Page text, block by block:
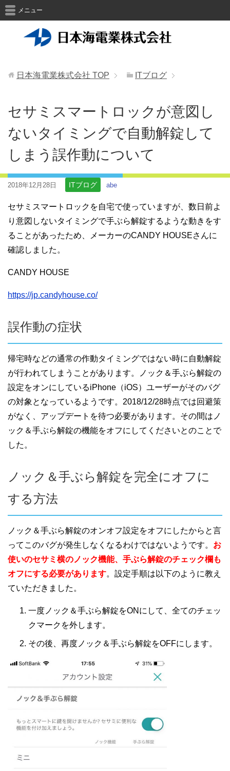
メニュー
日本海電業株式会社 TOP ITブログ
セサミスマートロックが意図し
ないタイミングで自動解錠して
しまう誤作動について
2018年12月28日 ITブログ abe
セサミスマートロックを自宅で使っていますが、数日前よ
り意図しないタイミングで手ぶら解錠するような動きをす
ることがあったため、メーカーのCANDY HOUSEさんに
確認しました。
CANDY HOUSE
https://jp.candyhouse.co/
誤作動の症状
帰宅時などの通常の作動タイミングではない時に自動解錠
が行われてしまうことがあります。ノック＆手ぶら解錠の
設定をオンにしているiPhone（iOS）ユーザーがそのバグ
の対象となっているようです。2018/12/28時点では回避策
がなく、アップデートを待つ必要があります。その間はノ
ック＆手ぶら解錠の機能をオフにしてくださいとのことで
した。
ノック＆手ぶら解錠を完全にオフに
する方法
ノック＆手ぶら解錠のオンオフ設定をオフにしたからと言
ってこのバグが発生しなくなるわけではないようです。 お
使いのセサミ横のノック機能、手ぶら解錠のチェック欄も
オフにする必要があります。設定手順は以下のように教え
ていただきました。
一度ノック＆手ぶら解錠をONにして、 全てのチェッ
クマークを外します。
その後、再度ノック＆手ぶら解錠をOFFにします。